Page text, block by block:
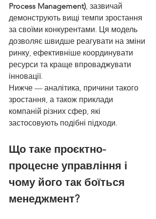
Process Management), зазвичай
демонструють вищі темпи зростання
за своїми конкурентами. Ця модель
дозволяє швидше реагувати на зміни
ринку, ефективніше координувати
ресурси та краще впроваджувати
інновації.
Нижче — аналітика, причини такого
зростання, а також приклади
компаній різних сфер, які
застосовують подібні підходи.
Що таке проєктно-
процесне управління і
чому його так боїться
менеджмент?